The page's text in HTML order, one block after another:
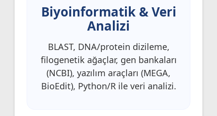
Biyoinformatik & Veri
Analizi
BLAST, DNA/protein dizileme,
filogenetik ağaçlar, gen bankaları
(NCBI), yazılım araçları (MEGA,
BioEdit), Python/R ile veri analizi.